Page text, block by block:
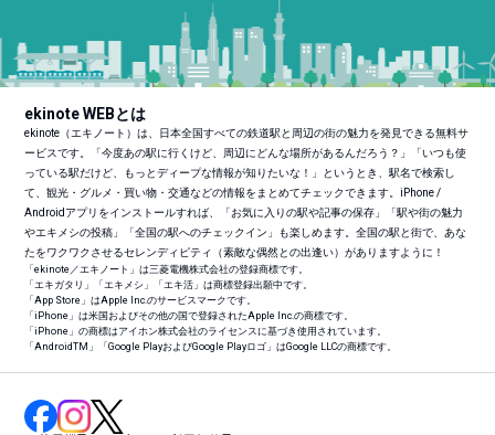
ekinote WEBとは
ekinote（エキノート）は、日本全国すべての鉄道駅と周辺の街の魅力を発見できる無料サ
ービスです。「今度あの駅に行くけど、周辺にどんな場所があるんだろう？」「いつも使
っている駅だけど、もっとディープな情報が知りたいな！」というとき、駅名で検索し
て、観光・グルメ・買い物・交通などの情報をまとめてチェックできます。iPhone /
Androidアプリをインストールすれば、「お気に入りの駅や記事の保存」「駅や街の魅力
やエキメシの投稿」「全国の駅へのチェックイン」も楽しめます。全国の駅と街で、あな
たをワクワクさせるセレンディピティ（素敵な偶然との出逢い）がありますように！
「ekinote／エキノート」は三菱電機株式会社の登録商標です。
「エキガタリ」「エキメシ」「エキ活」は商標登録出願中です。
「App Store」はApple Inc.のサービスマークです。
「iPhone」は米国およびその他の国で登録されたApple Inc.の商標です。
「iPhone」の商標はアイホン株式会社のライセンスに基づき使用されています。
「AndroidTM 」「Google PlayおよびGoogle Playロゴ」はGoogle LLCの商標です。